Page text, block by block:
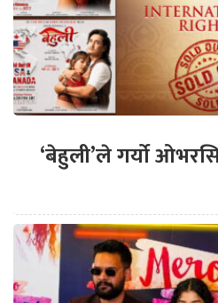
‘बेहुली’ले गर्यो